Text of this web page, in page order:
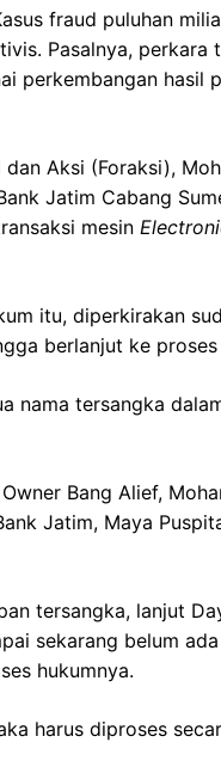
fraud puluhan
Pasalnya,
perkembangan hasil
Aksi (Foraksi),
Jatim Cabang
mesin
itu, diperkirakan
berlanjut ke
nama tersangka
Bang Alief,
Jatim, Maya
tersangka, lanjut
sekarang belum
hukumnya.
harus diproses